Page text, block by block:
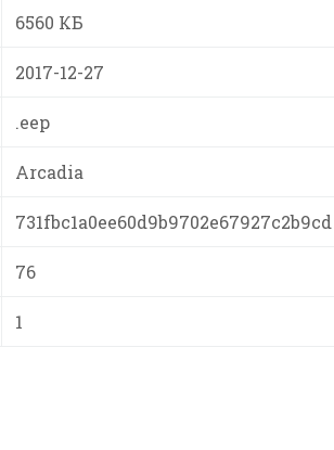
6560 КБ
2017-12-27
.eep
Arcadia
731fbc1a0ee60d9b9702e67927c2b9cd
76
1